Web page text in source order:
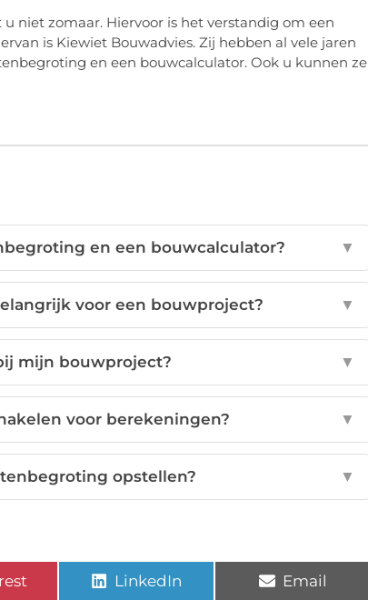
niet zomaar. Hiervoor is het verstandig om een
is Kiewiet Bouwadvies. Zij hebben al vele jaren
en een bouwcalculator. Ook u kunnen ze
en een bouwcalculator? ▼
voor een bouwproject? ▼
mijn bouwproject? ▼
voor berekeningen? ▼
opstellen? ▼
LinkedIn Email